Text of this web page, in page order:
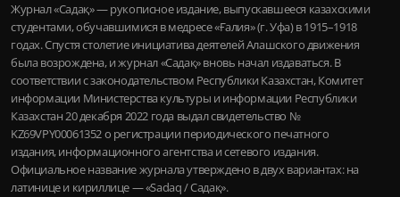
Журнал «Садақ» — рукописное издание, выпускавшееся казахскими
студентами, обучавшимися в медресе «Ғалия» (г. Уфа) в 1915–1918
годах. Спустя столетие инициатива деятелей Алашского движения
была возрождена, и журнал «Садақ» вновь начал издаваться. В
соответствии с законодательством Республики Казахстан, Комитет
информации Министерства культуры и информации Республики
Казахстан 20 декабря 2022 года выдал свидетельство №
KZ69VPY00061352 о регистрации периодического печатного
издания, информационного агентства и сетевого издания.
Официальное название журнала утверждено в двух вариантах: на
латинице и кириллице — «Sadaq / Садақ».